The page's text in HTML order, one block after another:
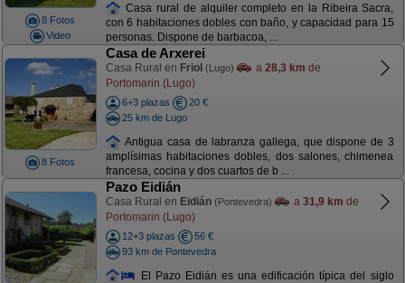
8 Fotos
Video
Casa rural de alquiler completo en la Ribeira Sacra,
con 6 habitaciones dobles con baño, y capacidad para 15
personas. Dispone de barbacoa, ...
8 Fotos
Casa de Arxerei
Casa Rural en Friol (Lugo) a 28,3 km de
Portomarin (Lugo)
6+3 plazas
20 €
25 km de Lugo
Antigua casa de labranza gallega, que dispone de 3
amplísimas habitaciones dobles, dos salones, chimenea
francesa, cocina y dos cuartos de b ...
Pazo Eidián
Casa Rural en Eidián (Pontevedra) a 31,9 km de
Portomarin (Lugo)
12+3 plazas
56 €
93 km de Pontevedra
El Pazo Eidián es una edificación típica del siglo